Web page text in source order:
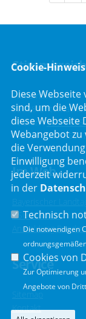
Parkstraße 19
82008
Telefon :089/
Telefax : 089/
Im Web
CSU Fraktion
Anmeldung
Service
Sitemap
Kontakt
Cookie-Hinweis
Diese
sind, um die
diese Webseite
Webangebot
die
Einwilligung
jederzeit
in der
Technisch
Die notwendigen
Cookies von
Zur Optimierung
Angebote von